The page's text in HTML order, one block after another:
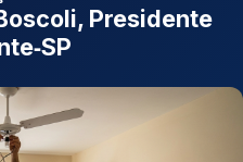
Presidente